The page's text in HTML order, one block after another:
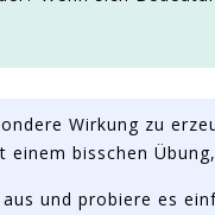
Wirkung zu
bisschen Übung,
und probiere es